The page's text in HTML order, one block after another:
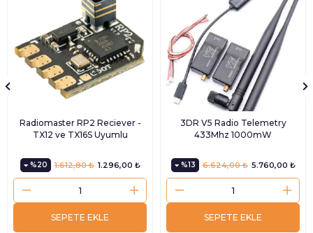
Radiomaster RP2 Reciever -
TX12 ve TX16S Uyumlu
%20 1.296,00 ₺
1.612,80 ₺
SEPETE EKLE
3DR V5 Radio Telemetry
433Mhz 1000mW
%13 5.760,00 ₺
6.624,00 ₺
SEPETE EKLE